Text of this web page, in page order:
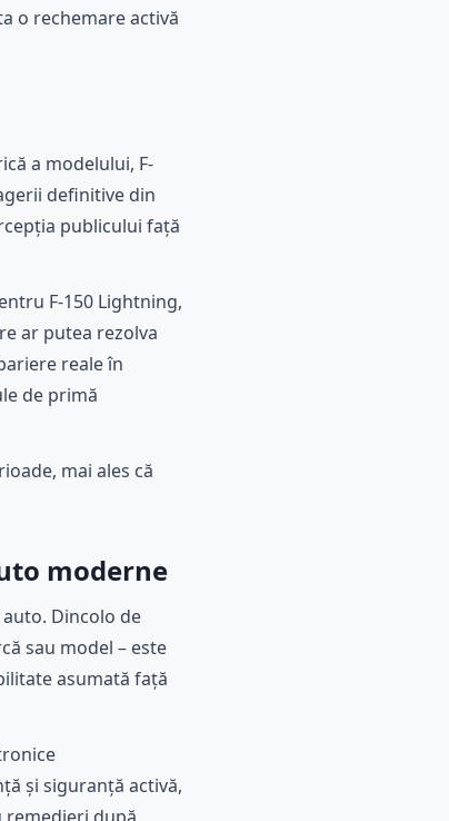
o rechemare activă
a modelului, F-
definitive din
publicului față
F-150 Lightning,
ar putea rezolva
reale în
de primă
mai ales că
moderne
Dincolo de
sau model – este
asumată față
și siguranță activă,
remedieri după